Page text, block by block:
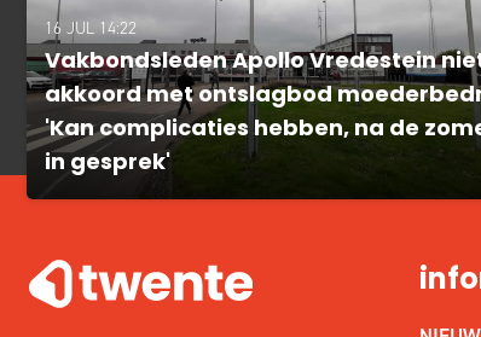
16 JUL 14:22
Vakbondsleden Apollo Vredestein
akkoord met ontslagbod
'Kan complicaties hebben, na de
in gesprek'